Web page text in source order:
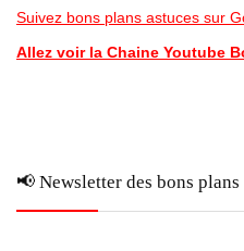
Suivez bons plans astuces sur
Allez voir la Chaine Youtube
📢 Newsletter des bons plans